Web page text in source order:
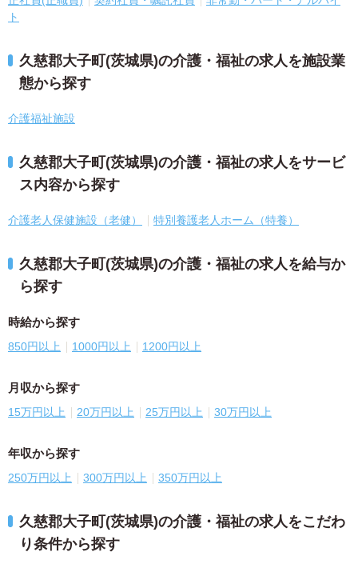
ト
久慈郡大子町(茨城県)の介護・福祉の求人を施設業
態から探す
介護福祉施設
久慈郡大子町(茨城県)の介護・福祉の求人をサービ
ス内容から探す
介護老人保健施設（老健） 特別養護老人ホーム（特養）
久慈郡大子町(茨城県)の介護・福祉の求人を給与か
ら探す
時給から探す
850円以上 1000円以上 1200円以上
月収から探す
15万円以上 20万円以上 25万円以上 30万円以上
年収から探す
250万円以上 300万円以上 350万円以上
久慈郡大子町(茨城県)の介護・福祉の求人をこだわ
り条件から探す